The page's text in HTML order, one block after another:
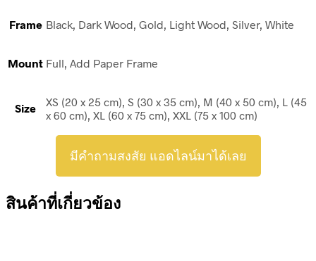
Frame Black, Dark Wood, Gold, Light Wood, Silver, White
Mount Full, Add Paper Frame
Size
XS (20 x 25 cm), S (30 x 35 cm), M (40 x 50 cm), L (45
x 60 cm), XL (60 x 75 cm), XXL (75 x 100 cm)
มีคำถามสงสัย แอดไลน์มาได้เลย
สินค้าที่เกี่ยวข้อง